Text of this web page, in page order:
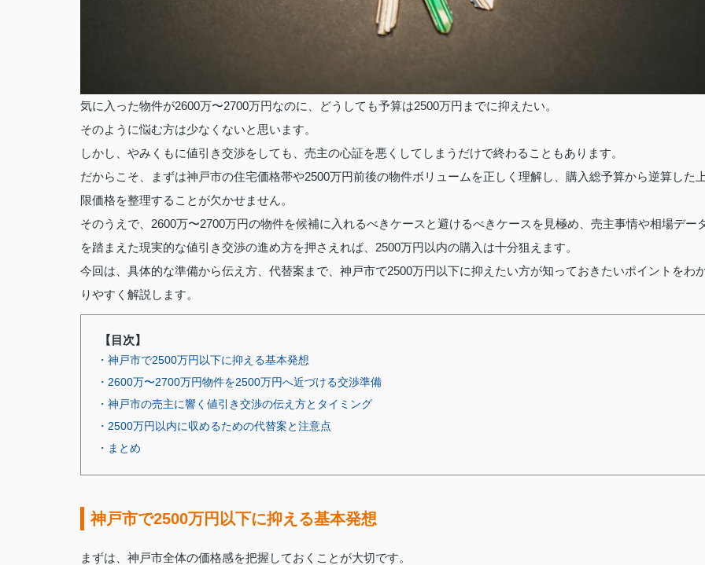
気に入った物件が2600万〜2700万円なのに、どうしても予算は2500万円までに抑えたい。
そのように悩む方は少なくないと思います。
しかし、やみくもに値引き交渉をしても、売主の心証を悪くしてしまうだけで終わることもあります。
だからこそ、まずは神戸市の住宅価格帯や2500万円前後の物件ボリュームを正しく理解し、購入総予算から逆算した
限価格を整理することが欠かせません。
そのうえで、2600万〜2700万円の物件を候補に入れるべきケースと避けるべきケースを見極め、売主事情や相場デー
を踏まえた現実的な値引き交渉の進め方を押さえれば、2500万円以内の購入は十分狙えます。
今回は、具体的な準備から伝え方、代替案まで、神戸市で2500万円以下に抑えたい方が知っておきたいポイントをわ
りやすく解説します。
【目次】
・神戸市で2500万円以下に抑える基本発想
・2600万〜2700万円物件を2500万円へ近づける交渉準備
・神戸市の売主に響く値引き交渉の伝え方とタイミング
・2500万円以内に収めるための代替案と注意点
・まとめ
神戸市で2500万円以下に抑える基本発想
まずは、神戸市全体の価格感を把握しておくことが大切です。